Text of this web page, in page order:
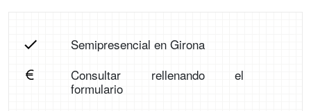
Semipresencial en Girona
Consultar rellenando el
formulario